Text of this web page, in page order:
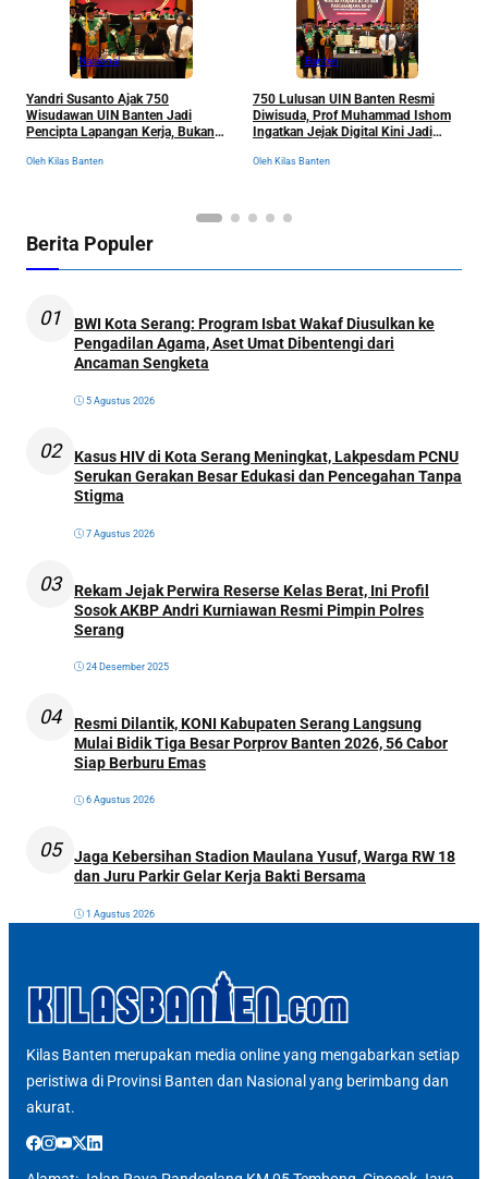
Nasional
Yandri Susanto Ajak 750
Wisudawan UIN Banten Jadi
Pencipta Lapangan Kerja, Bukan
Oleh Kilas Banten
Banten
750 Lulusan UIN Banten Resmi
Diwisuda, Prof Muhammad Ishom
Ingatkan Jejak Digital Kini Jadi
Oleh Kilas Banten
Berita Populer
01
BWI Kota Serang: Program Isbat Wakaf Diusulkan ke
Pengadilan Agama, Aset Umat Dibentengi dari
Ancaman Sengketa
5 Agustus 2026
02
Kasus HIV di Kota Serang Meningkat, Lakpesdam PCNU
Serukan Gerakan Besar Edukasi dan Pencegahan Tanpa
Stigma
7 Agustus 2026
03
Rekam Jejak Perwira Reserse Kelas Berat, Ini Profil
Sosok AKBP Andri Kurniawan Resmi Pimpin Polres
Serang
24 Desember 2025
04
Resmi Dilantik, KONI Kabupaten Serang Langsung
Mulai Bidik Tiga Besar Porprov Banten 2026, 56 Cabor
Siap Berburu Emas
6 Agustus 2026
05
Jaga Kebersihan Stadion Maulana Yusuf, Warga RW 18
dan Juru Parkir Gelar Kerja Bakti Bersama
1 Agustus 2026
Kilas Banten merupakan media online yang mengabarkan setiap
peristiwa di Provinsi Banten dan Nasional yang berimbang dan
akurat.